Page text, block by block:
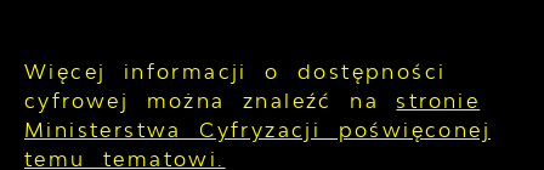
Więcej informacji o dostępności
cyfrowej można znaleźć nastronie
Ministerstwa Cyfryzacji poświęconej
temu tematowi.